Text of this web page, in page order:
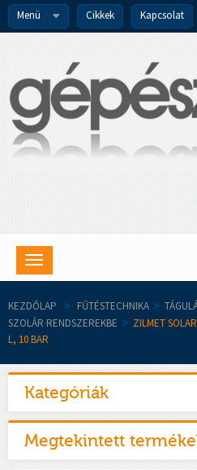
Menü Cikkek Kapcsolat
Toggle
navigation
KEZDŐLAP > FŰTÉSTECHNIKA >
SZOLÁR RENDSZEREKBE > ZILMET
L, 10 BAR
Kategóriák
Megtekintett